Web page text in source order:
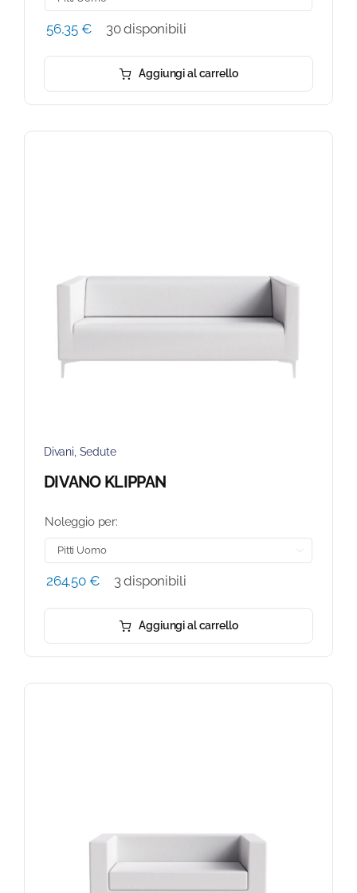
56,35 € 30 disponibili
Aggiungi al carrello
Divani, Sedute
DIVANO KLIPPAN
Noleggio per:
264,50 € 3 disponibili
Aggiungi al carrello